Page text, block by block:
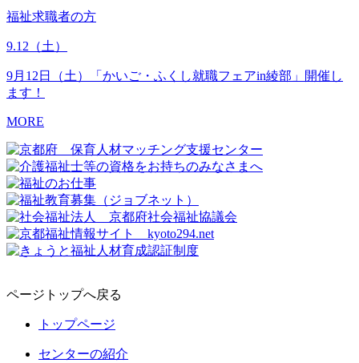
福祉求職者の方
9.12 （土）
9月12日（土）「かいご・ふくし就職フェアin綾部」開催し
ます！
MORE
ページトップへ戻る
トップページ
センターの紹介